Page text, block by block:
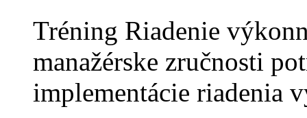
Tréning Riadenie
manažérske zručnosti
implementácie riadenia